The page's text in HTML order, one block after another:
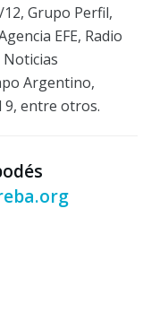
Grupo Perfil,
EFE, Radio
Noticias
Argentino,
9, entre otros.